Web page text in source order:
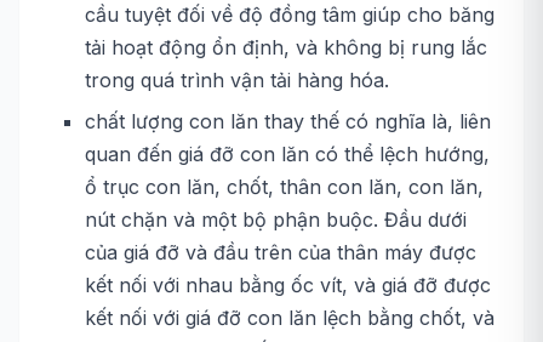
cầu tuyệt đối về độ đồng tâm giúp cho băng
tải hoạt động ổn định, và không bị rung lắc
trong quá trình vận tải hàng hóa.
chất lượng con lăn thay thế có nghĩa là, liên
quan đến giá đỡ con lăn có thể lệch hướng,
ổ trục con lăn, chốt, thân con lăn, con lăn,
nút chặn và một bộ phận buộc. Đầu dưới
của giá đỡ và đầu trên của thân máy được
kết nối với nhau bằng ốc vít, và giá đỡ được
kết nối với giá đỡ con lăn lệch bằng chốt, và